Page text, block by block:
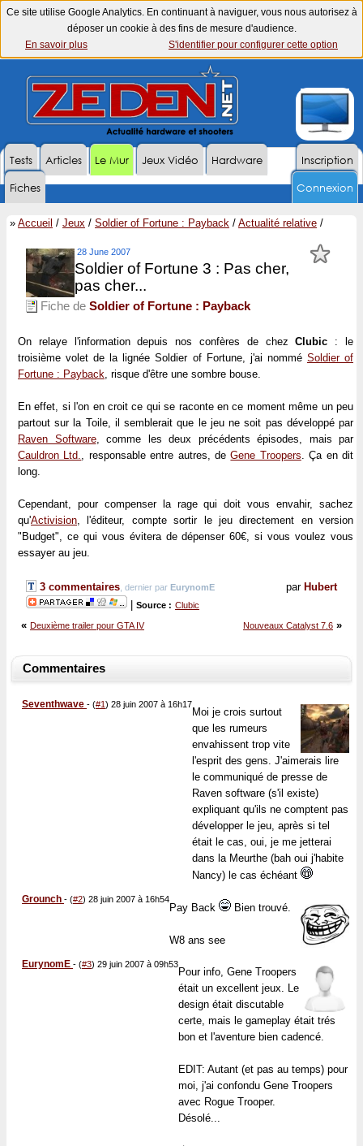
Ce site utilise Google Analytics. En continuant à naviguer, vous nous autorisez à
déposer un cookie à des fins de mesure d'audience.
En savoir plus
S'identifier pour configurer cette option
Inscription
Tests Articles Le Mur Jeux Vidéo
Hardware
Fiches
Connexion
» Accueil / Jeux / Soldier of Fortune : Payback / Actualité relative /
28 June 2007
Soldier of Fortune 3 : Pas cher,
pas cher...
Fiche de Soldier of Fortune : Payback
On relaye l'information depuis nos confères de chezClubic : le
troisième volet de la lignée Soldier of Fortune, j'ai nommé Soldier of
Fortune : Payback, risque d'être une sombre bouse.
En effet, si l'on en croit ce qui se raconte en ce moment même un peu
partout sur la Toile, il semblerait que le jeu ne soit pas développé par
Raven Software, comme les deux précédents épisodes, mais par
Cauldron Ltd., responsable entre autres, deGene Troopers. Ça en dit
long.
Cependant, pour compenser la rage qui doit vous envahir, sachez
qu'Activision, l'éditeur, compte sortir le jeu directement en version
"Budget", ce qui vous évitera de dépenser 60€, si vous voulez vous
essayer au jeu.
par Hubert
3 commentaires , dernier par EurynomE
Source : Clubic
Nouveaux Catalyst 7.6 »
« Deuxième trailer pour GTA IV
Commentaires
Seventhwave - (#1) 28 juin 2007 à 16h17
Moi je crois surtout
que les rumeurs
envahissent trop vite
l'esprit des gens. J'aimerais lire
le communiqué de presse de
Raven software (s'il existe)
expliquant qu'ils ne comptent pas
développer le jeu, après si tel
était le cas, oui, je me jetterai
dans la Meurthe (bah oui j'habite
Nancy) le cas échéant
Grounch - (#2) 28 juin 2007 à 16h54
Pay Back Bien trouvé.
W8 ans see
EurynomE - (#3) 29 juin 2007 à 09h53
Pour info, Gene Troopers
était un excellent jeux. Le
design était discutable
certe, mais le gameplay était trés
bon et l'aventure bien cadencé.
EDIT: Autant (et pas au temps) pour
moi, j'ai confondu Gene Troopers
avec Rogue Trooper.
Désolé...